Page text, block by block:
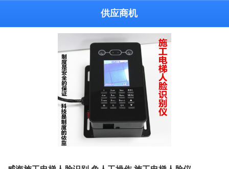
供应商机